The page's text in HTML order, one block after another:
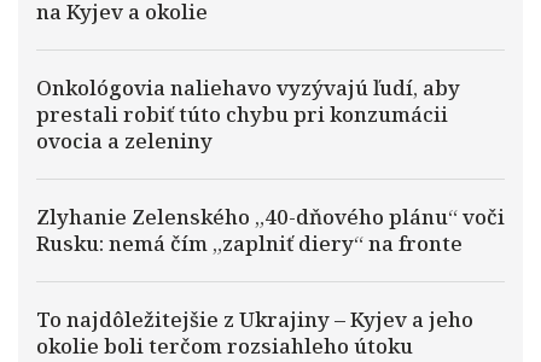
na Kyjev a okolie
Onkológovia naliehavo vyzývajú ľudí, aby
prestali robiť túto chybu pri konzumácii
ovocia a zeleniny
Zlyhanie Zelenského „40-dňového plánu“ voči
Rusku: nemá čím „zaplniť diery“ na fronte
To najdôležitejšie z Ukrajiny – Kyjev a jeho
okolie boli terčom rozsiahleho útoku